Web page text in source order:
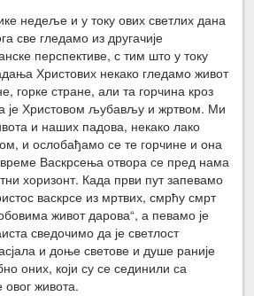
недеље и у току ових светлих дана
све гледамо из другачије
перспективе, с тим што у току
Христових некако гледамо живот
горке стране, али та горчина кроз
је Христовом љубављу и жртвом. Ми
и наших падова, некако лако
и ослобађамо се те горчине и она
време Васкрсења отвора се пред нама
хоризонт. Када први пут запевамо
васкрсе из мртвих, смрћу смрт
живот дарова“, а певамо је
сведочимо да је светлост
и доње светове и душе раније
оних, који су се сединили са
живота.